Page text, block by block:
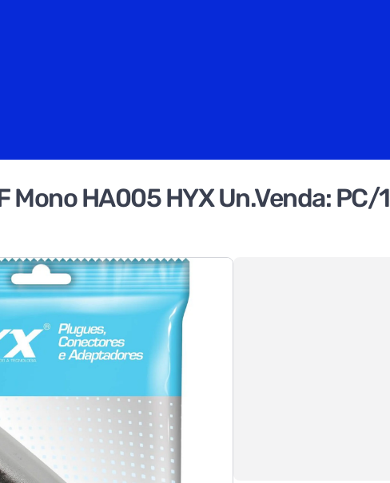
Mono HA005 HYX Un.Venda: PC/1